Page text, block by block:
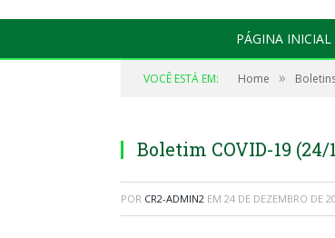
PÁGINA INICIAL
VOCÊ ESTÁ EM: Home »
Boletim COVID-19 (24/
POR CR2-ADMIN2 EM 24 DE DEZEMBRO DE